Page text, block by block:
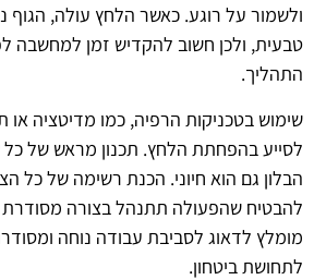
ולשמור על רוגע. כאשר הלחץ עולה, הגוף
טבעית, ולכן חשוב להקדיש זמן למחשבה
התהליך.
שימוש בטכניקות הרפיה, כמו מדיטציה או
לסייע בהפחתת הלחץ. תכנון מראש של
הבלון גם הוא חיוני. הכנת רשימה של כל
להבטיח שהפעולה תתנהל בצורה מסודרת
מומלץ לדאוג לסביבת עבודה נוחה
לתחושת ביטחון.